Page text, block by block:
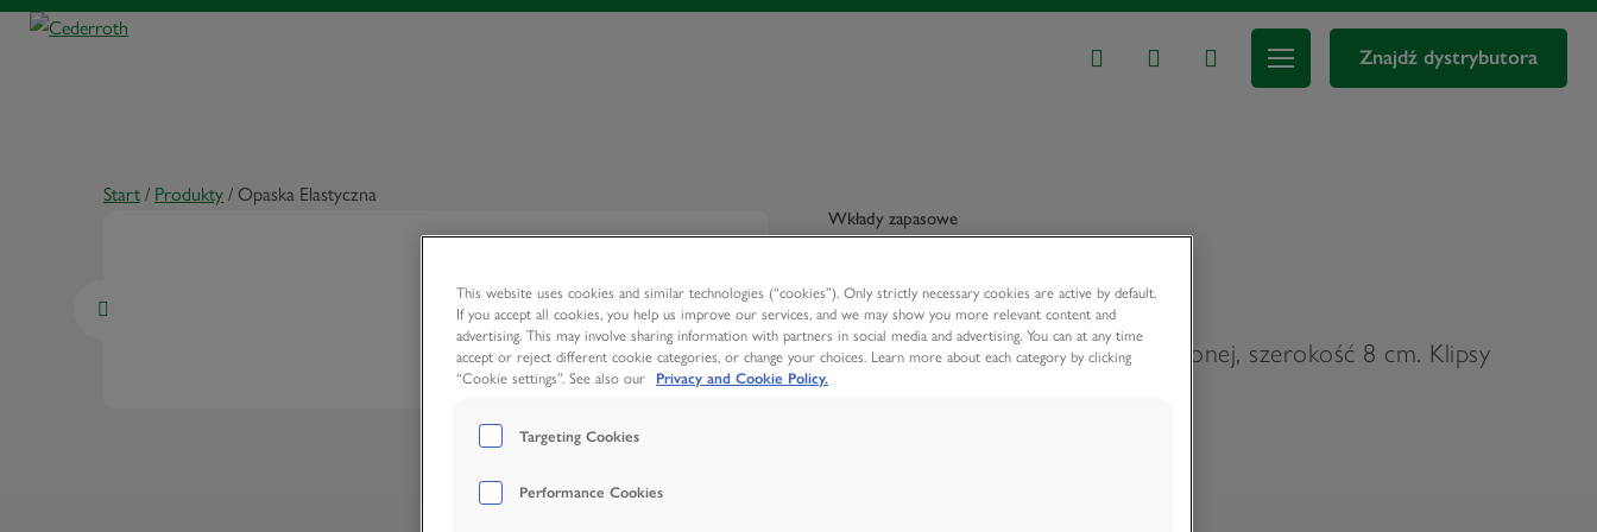
Znajdź dystrybutora
Start / Produkty / Opaska Elastyczna
Wkłady zapasowe
Opaska Elastyczna
REF: 1882
Długość 4 metry w pozycji rozłożonej, szerokość 8 cm. Klipsy
This website uses cookies and similar technologies (“cookies”). Only strictly necessary cookies are active by default.
If you accept all cookies, you help us improve our services, and we may show you more relevant content and
advertising. This may involve sharing information with partners in social media and advertising. You can at any time
accept or reject different cookie categories, or change your choices. Learn more about each category by clicking
“Cookie settings”. See also our
Privacy and Cookie Policy.
Targeting Cookies
Performance Cookies